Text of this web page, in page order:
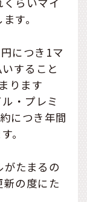
す。
につき1マ
すること
ります
・プレミ
につき年間
。
たまるの
の度にた